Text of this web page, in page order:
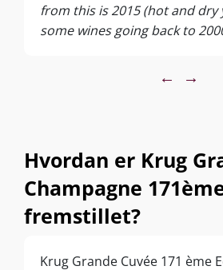
from this is 2015 (hot and dry
some wines going back to
rich and flavorful at the
Really takes off at the end.
← →
Hvordan er Krug
Champagne
fremstillet?
Krug Grande Cuvée 171 ème